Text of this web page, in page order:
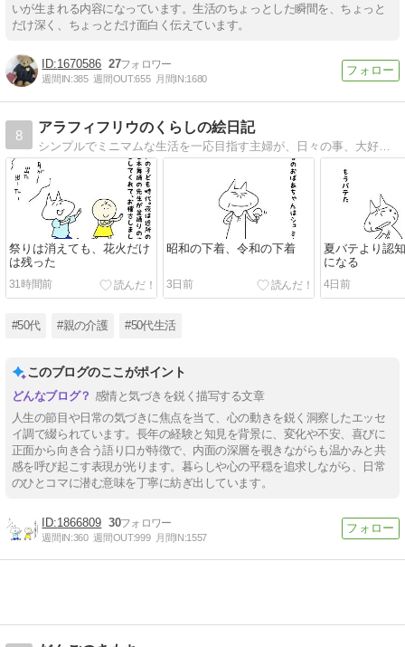
いが生まれる内容になっています。生活のちょっとした瞬間を、ちょっと
だけ深く、ちょっとだけ面白く伝えています。
1670586 27
週間IN:385 週間OUT:655 月間IN:1680
8
アラフィフリウのくらしの絵日記
シンプルでミニマムな生活を一応目指す主婦が、日々の事、大好きなドラマ、映画、本のことなどをイラストを交えてお送りします！
祭りは消えても、花火だけ
は残った
31時間前
昭和の下着、令和の下着
3日前
夏バテより認
になる
4日前
#50代 #親の介護 #50代生活
このブログのここがポイント
感情と気づきを鋭く描写する文章
人生の節目や日常の気づきに焦点を当て、心の動きを鋭く洞察したエッセ
イ調で綴られています。長年の経験と知見を背景に、変化や不安、喜びに
正面から向き合う語り口が特徴で、内面の深層を覗きながらも温かみと共
感を呼び起こす表現が光ります。暮らしや心の平穏を追求しながら、日常
のひとコマに潜む意味を丁寧に紡ぎ出しています。
1866809 30
週間IN:360 週間OUT:999 月間IN:1557